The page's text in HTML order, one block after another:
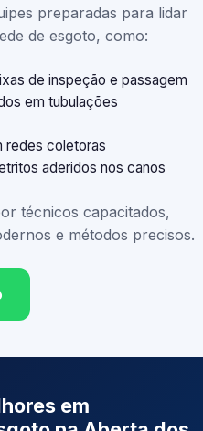
preparadas para lidar
de esgoto, como:
de inspeção e passagem
em tubulações
redes coletoras
aderidos nos canos
técnicos capacitados,
e métodos precisos.
em